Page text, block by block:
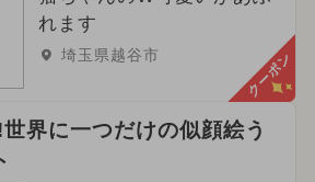
れます
埼玉県越谷市 クーポン
界に一つだけの似顔絵う